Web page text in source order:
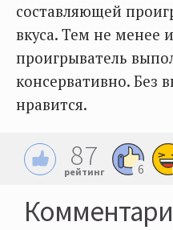
составляющей
вкуса. Тем не менее
проигрыватель
консервативно. Без
нравится.
87
рейтинг 6